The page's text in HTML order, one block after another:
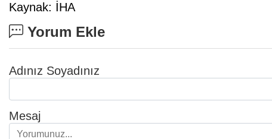
Kaynak: İHA
Yorum Ekle
Adınız Soyadınız
Mesaj